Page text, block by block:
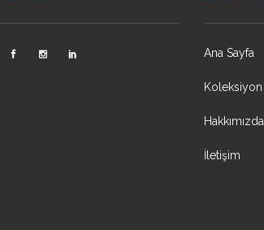
Ana Sayfa
Koleksiyon
Hakkımızda
İletişim